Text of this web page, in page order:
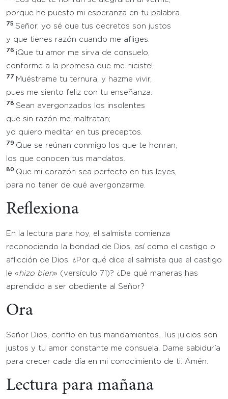
porque he puesto mi esperanza en tu palabra.
75 Señor, yo sé que tus decretos son justos
y que tienes razón cuando me afliges.
76 ¡Que tu amor me sirva de consuelo,
conforme a la promesa que me hiciste!
77 Muéstrame tu ternura, y hazme vivir,
pues me siento feliz con tu enseñanza.
78 Sean avergonzados los insolentes
que sin razón me maltratan;
yo quiero meditar en tus preceptos.
79 Que se reúnan conmigo los que te honran,
los que conocen tus mandatos.
80 Que mi corazón sea perfecto en tus leyes,
para no tener de qué avergonzarme.
Reflexiona
En la lectura para hoy, el salmista comienza
reconociendo la bondad de Dios, así como el castigo o
aflicción de Dios. ¿Por qué dice el salmista que el castigo
le «hizo bien» (versículo 71)? ¿De qué maneras has
aprendido a ser obediente al Señor?
Ora
Señor Dios, confío en tus mandamientos. Tus juicios son
justos y tu amor constante me consuela. Dame sabiduría
para crecer cada día en mi conocimiento de ti. Amén.
Lectura para mañana